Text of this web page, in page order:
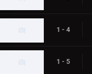
1 - 4
1 - 5